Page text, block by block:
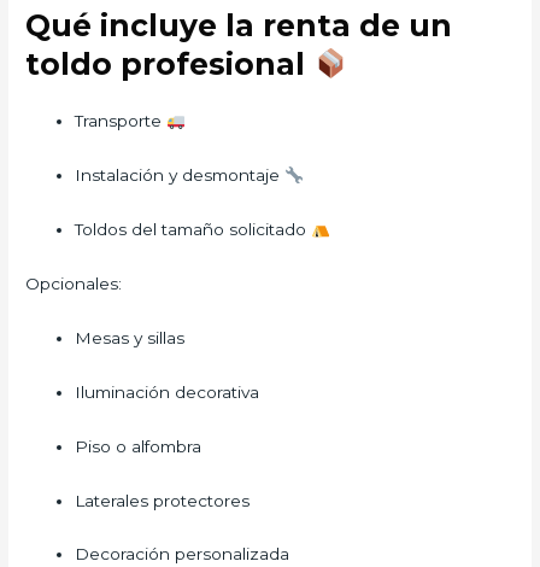
Qué incluye la renta de un
toldo profesional
Transporte
Instalación y desmontaje
Toldos del tamaño solicitado
Opcionales:
Mesas y sillas
Iluminación decorativa
Piso o alfombra
Laterales protectores
Decoración personalizada